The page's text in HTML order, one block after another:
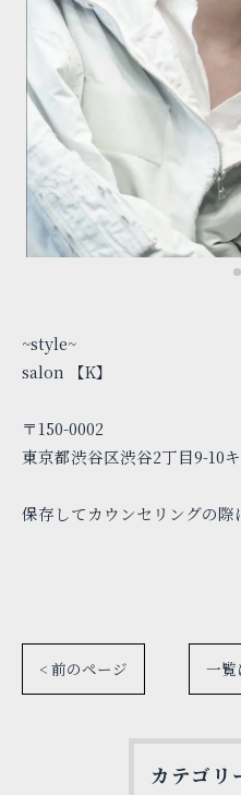
~style~
salon 【K】
〒150-0002
東京都渋谷区渋谷2丁目9-10
保存してカウンセリングの際
< 前のページ 一覧
カテゴリ